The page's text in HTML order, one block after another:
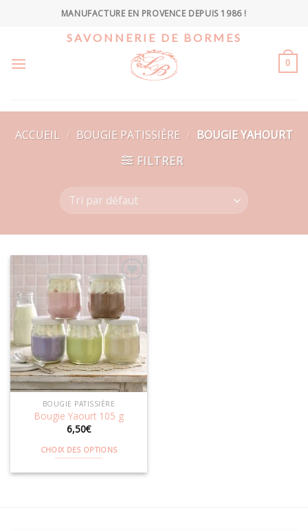
MANUFACTURE EN PROVENCE DEPUIS 1986 !
SAVONNERIE DE BORMES
0
ACCUEIL / BOUGIE PATISSIÈRE / BOUGIE YAHOURT
FILTRER
Ajouter
à la
wishlist
BOUGIE PATISSIÈRE
Bougie Yaourt 105 g
6,50€
CHOIX DES OPTIONS